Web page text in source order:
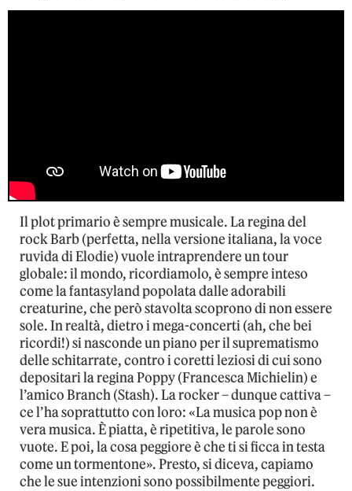
Il plot primario è sempre musicale. La regina del
rock Barb (perfetta, nella versione italiana, la voce
ruvida di Elodie) vuole intraprendere un tour
globale: il mondo, ricordiamolo, è sempre inteso
come la fantasyland popolata dalle adorabili
creaturine, che però stavolta scoprono di non essere
sole. In realtà, dietro i mega-concerti (ah, che bei
ricordi!) si nasconde un piano per il suprematismo
delle schitarrate, contro i coretti leziosi di cui sono
depositari la regina Poppy (Francesca Michielin) e
l’amico Branch (Stash). La rocker – dunque cattiva –
ce l’ha soprattutto con loro: «La musica pop non è
vera musica. È piatta, è ripetitiva, le parole sono
vuote. E poi, la cosa peggiore è che ti si ficca in testa
come un tormentone». Presto, si diceva, capiamo
che le sue intenzioni sono possibilmente peggiori.